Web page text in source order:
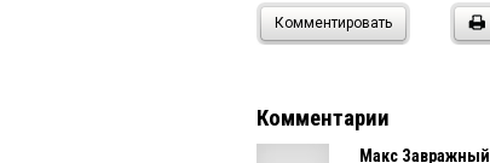
Комментировать
Комментарии
Макс Завражный